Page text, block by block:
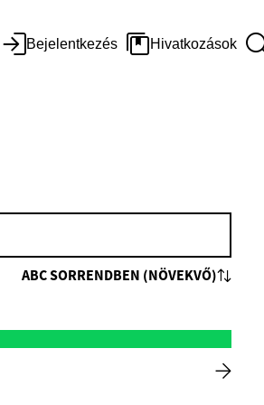
Bejelentkezés Hivatkozások
ABC SORRENDBEN (NÖVEKVŐ)